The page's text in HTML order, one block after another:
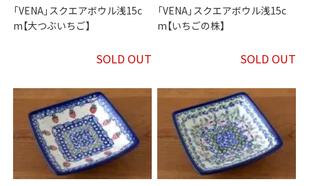
「VENA」スクエアボウル浅15c
m【大つぶいちご】
SOLD OUT
「VENA」スクエアボウル浅15c
m【いちごの株】
SOLD OUT